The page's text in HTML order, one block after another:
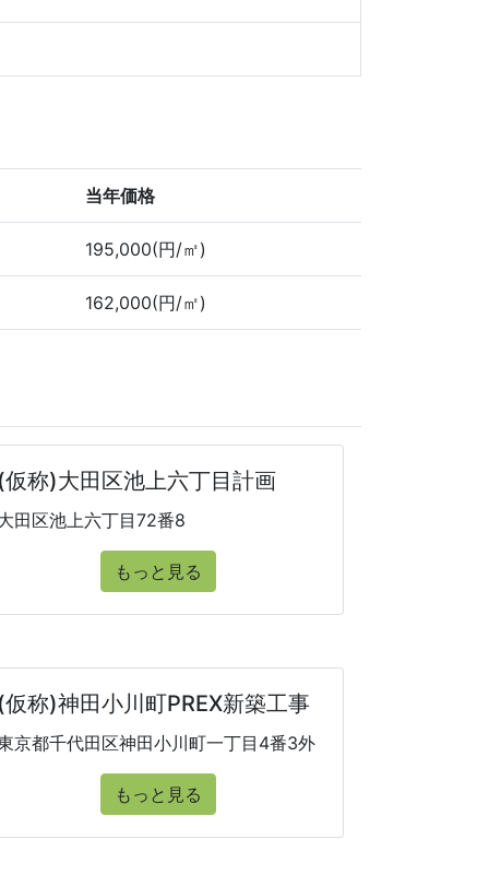
当年価格
195,000(円/㎡)
162,000(円/㎡)
称)大田区池上六丁目計画
田区池上六丁目72番8
もっと見る
称)神田小川町PREX新築工事
京都千代田区神田小川町一丁目4番3外
もっと見る